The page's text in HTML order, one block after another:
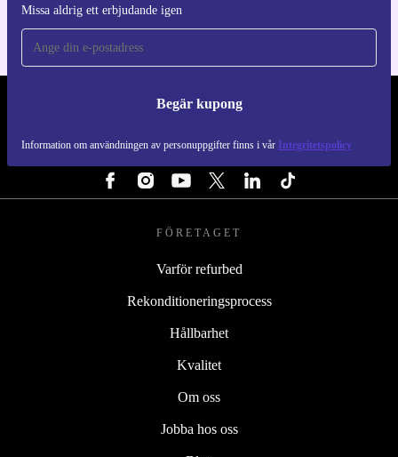
Missa aldrig ett erbjudande igen
Begär kupong
Information om användningen av personuppgifter finns i vår Integritetspolicy
REFURBED SVERIGE - RETHINK NEW.
FÖLJ OSS
FÖRETAGET
Varför refurbed
Rekonditioneringsprocess
Hållbarhet
Kvalitet
Om oss
Jobba hos oss